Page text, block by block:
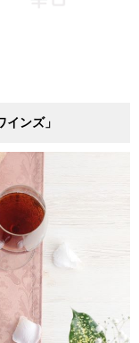
ンズ」